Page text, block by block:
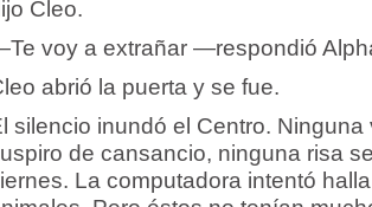
Cleo.
voy a extrañar —respondió
abrió la puerta y se fue.
silencio inundó el Centro.
de cansancio, ninguna risa
La computadora intentó